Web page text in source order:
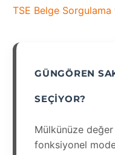
TSE Belge
GÜNGÖREN
SEÇIYOR?
Mülkünüze
fonksiyonel